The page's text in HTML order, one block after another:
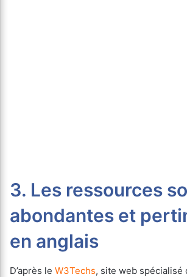
3. Les ressources
abondantes et
en anglais
D’après le W3Techs, site web spécialisé